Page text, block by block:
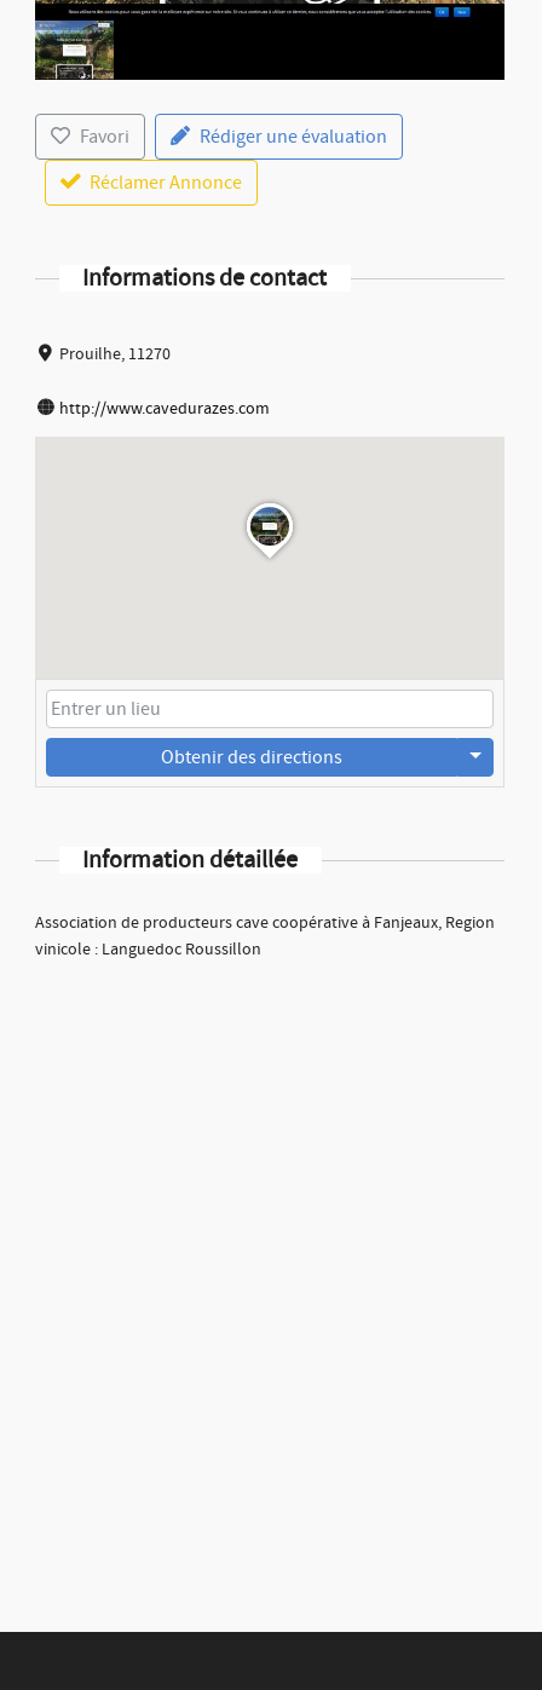
Favori
Rédiger une évaluation
Réclamer Annonce
Informations de contact
Prouilhe, 11270
http://www.cavedurazes.com
Obtenir des directions
Information détaillée
Association de producteurs cave coopérative à Fanjeaux, Region
vinicole : Languedoc Roussillon